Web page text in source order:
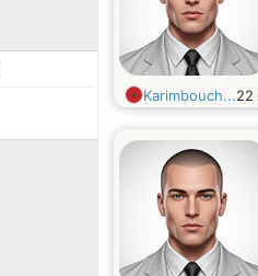
Karimbouch...22